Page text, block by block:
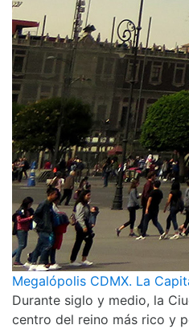
Megalópolis CDMX. La
Durante siglo y medio, la
centro del reino más rico y